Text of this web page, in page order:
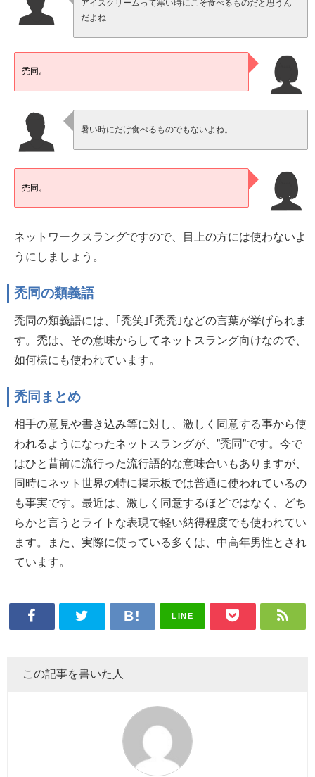
アイスクリームって寒い時にこそ食べるものだと思うん
だよね
禿同。
暑い時にだけ食べるものでもないよね。
禿同。
ネットワークスラングですので、目上の方には使わないよ
うにしましょう。
禿同の類義語
禿同の類義語には、｢禿笑｣｢禿禿｣などの言葉が挙げられま
す。禿は、その意味からしてネットスラング向けなので、
如何様にも使われています。
禿同まとめ
相手の意見や書き込み等に対し、激しく同意する事から使
われるようになったネットスラングが、”禿同”です。今で
はひと昔前に流行った流行語的な意味合いもありますが、
同時にネット世界の特に掲示板では普通に使われているの
も事実です。最近は、激しく同意するほどではなく、どち
らかと言うとライトな表現で軽い納得程度でも使われてい
ます。また、実際に使っている多くは、中高年男性とされ
ています。
LINE
この記事を書いた人